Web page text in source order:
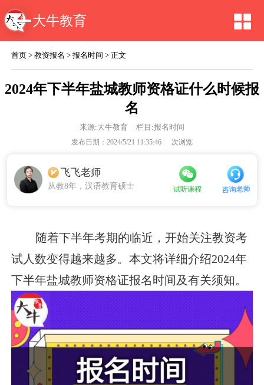
大牛教育
首页 >教资报名 >报名时间 > 正文
2024年下半年盐城教师资格证什么时候报
名
来源:大牛教育 栏目:报名时间
发布日期：2024/5/21 11:35:46 次浏览
飞飞老师
从教8年，汉语教育硕士 试听课程 咨询老师
随着下半年考期的临近，开始关注教资考
试人数变得越来越多。本文将详细介绍2024年
下半年盐城教师资格证报名时间及有关须知。